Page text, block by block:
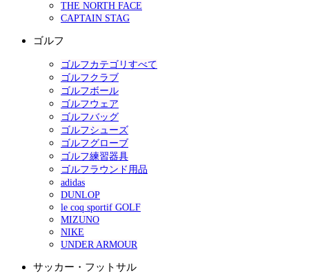
THE NORTH FACE
CAPTAIN STAG
ゴルフ
ゴルフカテゴリすべて
ゴルフクラブ
ゴルフボール
ゴルフウェア
ゴルフバッグ
ゴルフシューズ
ゴルフグローブ
ゴルフ練習器具
ゴルフラウンド用品
adidas
DUNLOP
le coq sportif GOLF
MIZUNO
NIKE
UNDER ARMOUR
サッカー・フットサル